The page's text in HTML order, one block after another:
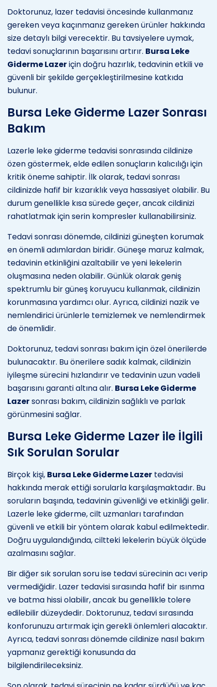
Doktorunuz, lazer tedavisi öncesinde kullanmanız
gereken veya kaçınmanız gereken ürünler hakkında
size detaylı bilgi verecektir. Bu tavsiyelere uymak,
tedavi sonuçlarının başarısını artırır. Bursa Leke
Giderme Lazeriçin doğru hazırlık, tedavinin etkili ve
güvenli bir şekilde gerçekleştirilmesine katkıda
bulunur.
Bursa Leke Giderme Lazer Sonrası
Bakım
Lazerle leke giderme tedavisi sonrasında cildinize
özen göstermek, elde edilen sonuçların kalıcılığı için
kritik öneme sahiptir. İlk olarak, tedavi sonrası
cildinizde hafif bir kızarıklık veya hassasiyet olabilir. Bu
durum genellikle kısa sürede geçer, ancak cildinizi
rahatlatmak için serin kompresler kullanabilirsiniz.
Tedavi sonrası dönemde, cildinizi güneşten korumak
en önemli adımlardan biridir. Güneşe maruz kalmak,
tedavinin etkinliğini azaltabilir ve yeni lekelerin
oluşmasına neden olabilir. Günlük olarak geniş
spektrumlu bir güneş koruyucu kullanmak, cildinizin
korunmasına yardımcı olur. Ayrıca, cildinizi nazik ve
nemlendirici ürünlerle temizlemek ve nemlendirmek
de önemlidir.
Doktorunuz, tedavi sonrası bakım için özel önerilerde
bulunacaktır. Bu önerilere sadık kalmak, cildinizin
iyileşme sürecini hızlandırır ve tedavinin uzun vadeli
başarısını garanti altına alır. Bursa Leke Giderme
Lazersonrası bakım, cildinizin sağlıklı ve parlak
görünmesini sağlar.
Bursa Leke Giderme Lazer ile İlgili
Sık Sorulan Sorular
Birçok kişi, Bursa Leke Giderme Lazer tedavisi
hakkında merak ettiği sorularla karşılaşmaktadır. Bu
soruların başında, tedavinin güvenliği ve etkinliği gelir.
Lazerle leke giderme, cilt uzmanları tarafından
güvenli ve etkili bir yöntem olarak kabul edilmektedir.
Doğru uygulandığında, ciltteki lekelerin büyük ölçüde
azalmasını sağlar.
Bir diğer sık sorulan soru ise tedavi sürecinin acı verip
vermediğidir. Lazer tedavisi sırasında hafif bir ısınma
ve batma hissi olabilir, ancak bu genellikle tolere
edilebilir düzeydedir. Doktorunuz, tedavi sırasında
konforunuzu artırmak için gerekli önlemleri alacaktır.
Ayrıca, tedavi sonrası dönemde cildinize nasıl bakım
yapmanız gerektiği konusunda da
bilgilendirileceksiniz.